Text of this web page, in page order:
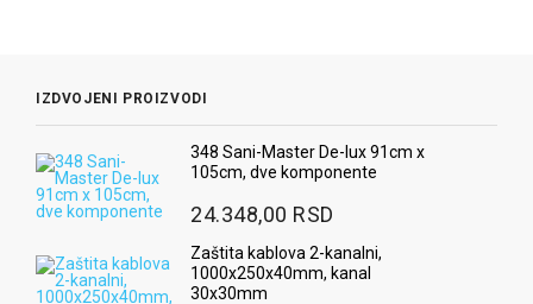
IZDVOJENI PROIZVODI
348 Sani-Master De-lux 91cm x
105cm, dve komponente
24.348,00 RSD
Zaštita kablova 2-kanalni,
1000x250x40mm, kanal
30x30mm